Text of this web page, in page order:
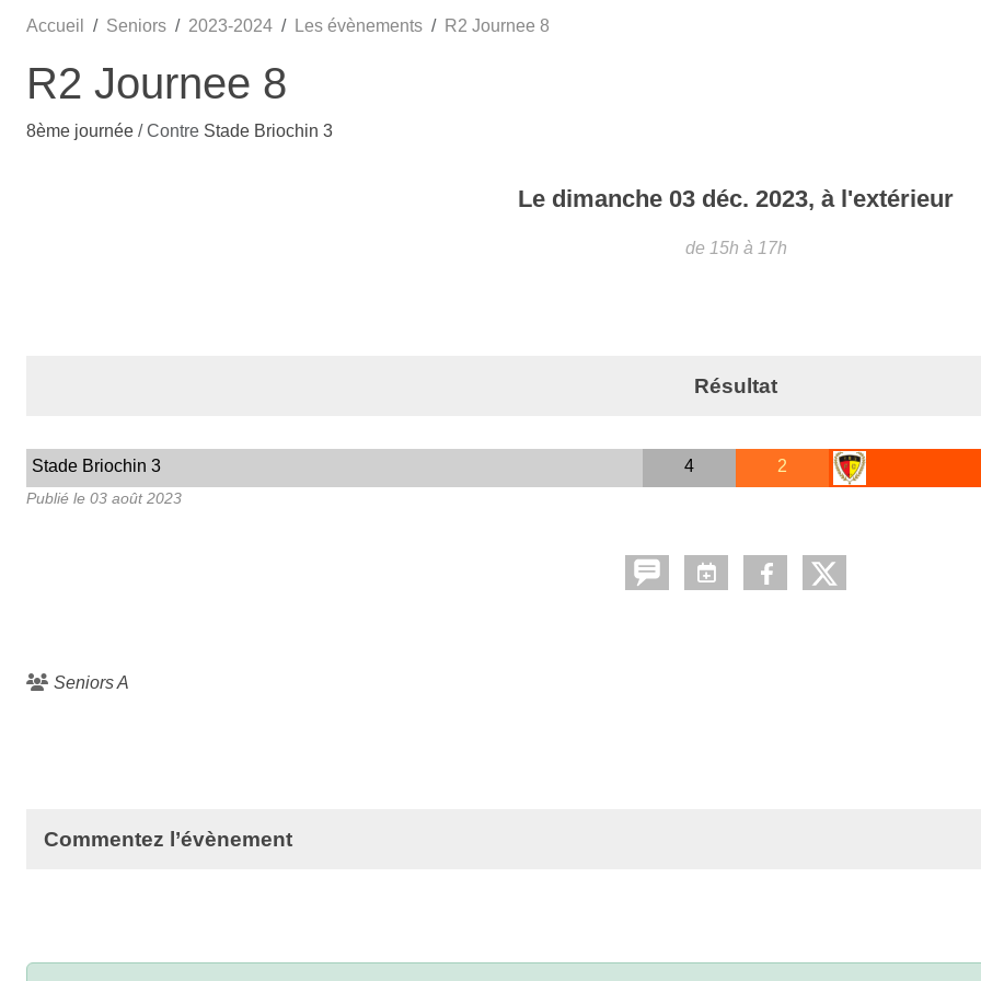
Accueil Seniors 2023-2024 Les évènements R2 Journee 8
R2 Journee 8
8ème journée / Contre Stade Briochin 3
Le dimanche 03 déc. 2023, à l'extérieur
de 15h à 17h
Résultat
Stade Briochin 3 4 2
Publié le 03 août 2023
Seniors A
Commentez l’évènement